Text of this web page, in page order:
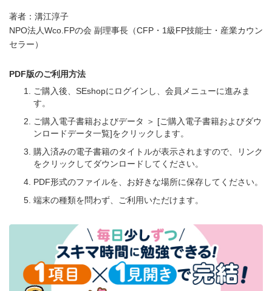
著者：溝江淳子
NPO法人Wco.FPの会 副理事長（CFP・1級FP技能士・産業カウン
セラー）
PDF版のご利用方法
ご購入後、SEshopにログインし、会員メニューに進みま
す。
ご購入電子書籍およびデータ ＞ [ご購入電子書籍およびダウ
ンロードデータ一覧]をクリックします。
購入済みの電子書籍のタイトルが表示されますので、リンク
をクリックしてダウンロードしてください。
PDF形式のファイルを、お好きな場所に保存してください。
端末の種類を問わず、ご利用いただけます。